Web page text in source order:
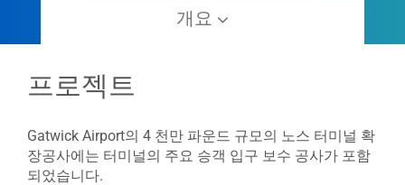
개요
프로젝트
Gatwick Airport의 4 천만 파운드 규모의 노스 터미널 확
장공사에는 터미널의 주요 승객 입구 보수 공사가 포함
되었습니다.